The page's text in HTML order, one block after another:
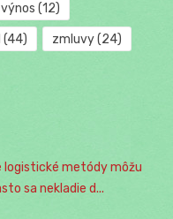
výnos (12)
(44) zmluvy(24)
logistické metódy môžu
sa nekladie d...